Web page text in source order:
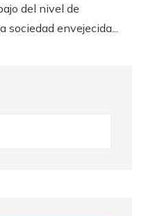
del nivel de
sociedad envejecida...